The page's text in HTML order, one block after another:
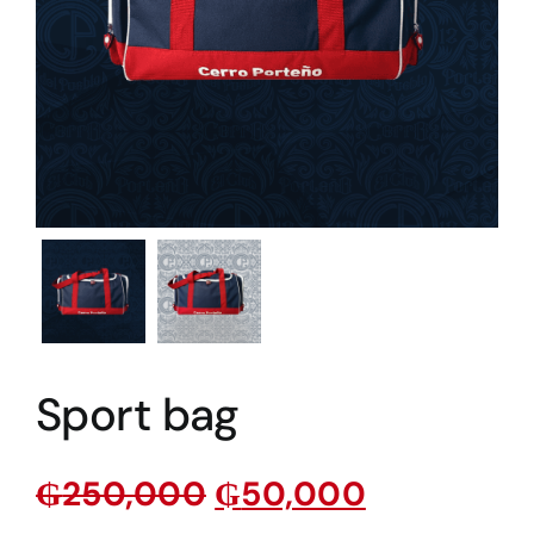
Sport bag
₲250,000 ₲50,000